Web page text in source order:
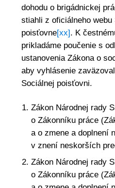
dohodu o brigádnickej
stiahli z oficiálneho webu
poisťovne[xx]. K
prikladáme poučenie s
ustanovenia Zákona o
aby vyhlásenie
Sociálnej poisťovni.
Zákon Národnej rady
o Zákonníku práce
a o zmene a doplnení
v znení neskorších
Zákon Národnej rady
o Zákonníku práce